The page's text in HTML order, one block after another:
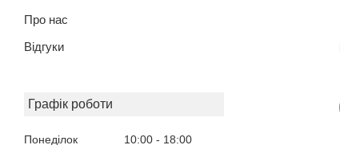
Про нас
Відгуки
Графік роботи
Понеділок 10:00
18:00